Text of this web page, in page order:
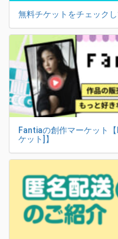
無料チケットをチェック
Fantiaの創作マーケット
ケット]】